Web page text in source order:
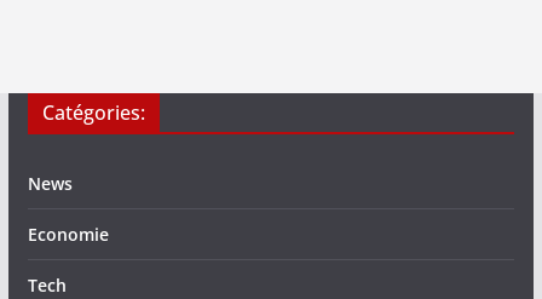
Catégories:
News
Economie
Tech